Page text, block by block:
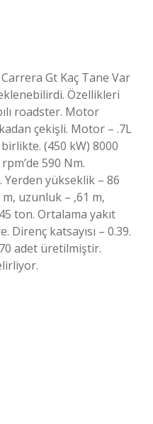
Gt Kaç Tane Var
Özellikleri
roadster. Motor
çekişli. Motor – .7L
(450 kW) 8000
590 Nm.
Yerden yükseklik – 86
uzunluk – ,61 m,
ton. Ortalama yakıt
Direnç katsayısı – 0.39.
adet üretilmiştir.